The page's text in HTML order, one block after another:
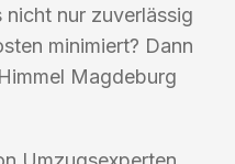
nicht nur zuverlässig
minimiert? Dann
Magdeburg